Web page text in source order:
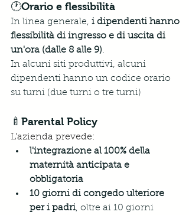
🕐Orario e flessibilità
In linea generale, i dipendenti hanno
flessibilità di ingresso e di uscita di
un'ora (dalle 8 alle 9).
In alcuni siti produttivi, alcuni
dipendenti hanno un codice orario
su turni (due turni o tre turni)
🍼Parental Policy
L'azienda prevede:
l'integrazione al 100% della
maternità anticipata e
obbligatoria
10 giorni di congedo ulteriore
per i padri, oltre ai 10 giorni